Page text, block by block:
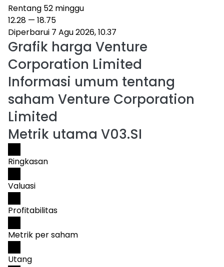
Rentang 52 minggu
12.28 — 18.75
Diperbarui 7 Agu 2026, 10.37
Grafik harga Venture
Corporation Limited
Informasi umum tentang
saham Venture Corporation
Limited
Metrik utama V03.SI
Ringkasan
Valuasi
Profitabilitas
Metrik per saham
Utang